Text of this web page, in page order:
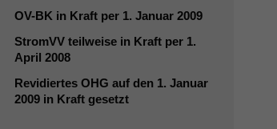
OV-BK in Kraft per 1. Januar 2009
StromVV teilweise in Kraft per 1.
April 2008
Revidiertes OHG auf den 1. Januar
2009 in Kraft gesetzt